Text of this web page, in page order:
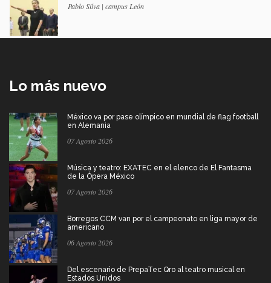
Pablo Silva | campus León
Lo más nuevo
México va por pase olímpico en mundial de flag football
en Alemania
07 Agosto 2026
Música y teatro: EXATEC en el elenco de El Fantasma
de la Ópera México
07 Agosto 2026
Borregos CCM van por el campeonato en liga mayor de
americano
06 Agosto 2026
Del escenario de PrepaTec Qro al teatro musical en
Estados Unidos